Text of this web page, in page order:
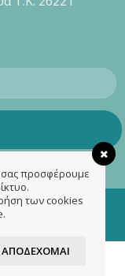
προσφέρουμε
των cookies
ΑΠΟΔΈΧΟΜΑΙ